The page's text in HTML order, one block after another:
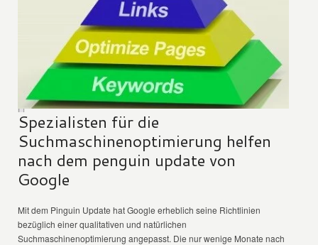
Spezialisten für die
Suchmaschinenoptimierung helfen
nach dem penguin update von
Google
Mit dem Pinguin Update hat Google erheblich seine Richtlinien
bezüglich einer qualitativen und natürlichen
Suchmaschinenoptimierung angepasst. Die nur wenige Monate nach